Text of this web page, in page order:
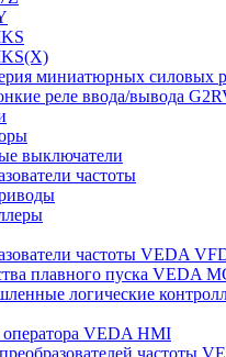
миниатюрных силовых
реле ввода/вывода
выключатели
частоты
частоты VEDA
плавного пуска VEDA
логические
VEDA HMI
частоты